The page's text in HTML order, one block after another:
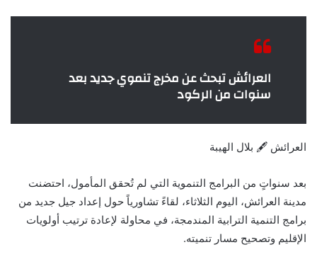
العرائش تبحث عن مخرج تنموي جديد بعد
سنوات من الركود
العرائش 🖋️ بلال الهيبة
بعد سنواتٍ من البرامج التنموية التي لم تُحقق المأمول، احتضنت
مدينة العرائش، اليوم الثلاثاء، لقاءً تشاورياً حول إعداد جيل جديد من
برامج التنمية الترابية المندمجة، في محاولة لإعادة ترتيب أولويات
الإقليم وتصحيح مسار تنميته.